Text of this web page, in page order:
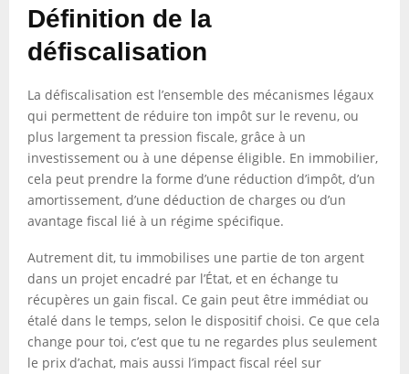
Définition de la
défiscalisation
La défiscalisation est l’ensemble des mécanismes légaux
qui permettent de réduire ton impôt sur le revenu, ou
plus largement ta pression fiscale, grâce à un
investissement ou à une dépense éligible. En immobilier,
cela peut prendre la forme d’une réduction d’impôt, d’un
amortissement, d’une déduction de charges ou d’un
avantage fiscal lié à un régime spécifique.
Autrement dit, tu immobilises une partie de ton argent
dans un projet encadré par l’État, et en échange tu
récupères un gain fiscal. Ce gain peut être immédiat ou
étalé dans le temps, selon le dispositif choisi. Ce que cela
change pour toi, c’est que tu ne regardes plus seulement
le prix d’achat, mais aussi l’impact fiscal réel sur